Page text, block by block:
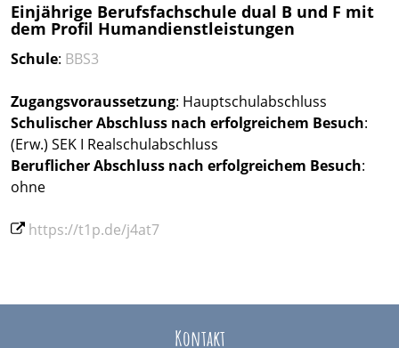
Einjährige Berufsfachschule dual B und F mit
dem Profil Humandienstleistungen
Schule: BBS3
Zugangsvoraussetzung: Hauptschulabschluss
Schulischer Abschluss nach erfolgreichem Besuch:
(Erw.) SEK I Realschulabschluss
Beruflicher Abschluss nach erfolgreichem Besuch:
ohne
https://t1p.de/j4at7
Kontakt